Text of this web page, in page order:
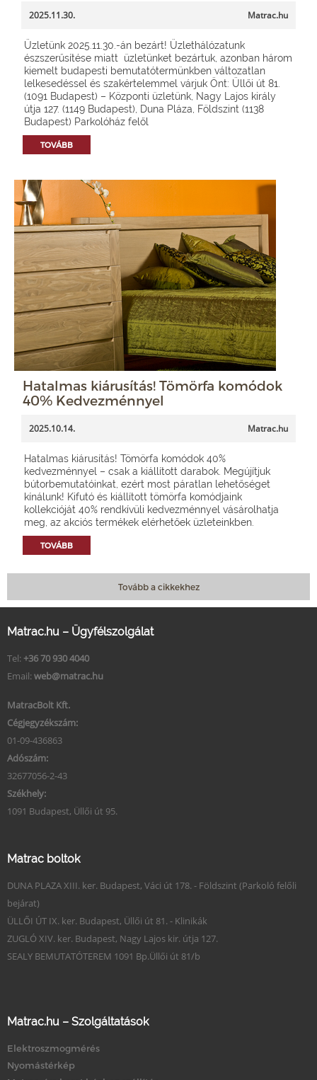
2025.11.30. Matrac.hu
Üzletünk 2025.11.30.-án bezárt! Üzlethálózatunk
észszerűsítése miatt üzletünket bezártuk, azonban három
kiemelt budapesti bemutatótermünkben változatlan
lelkesedéssel és szakértelemmel várjuk Önt: Üllői út 81.
(1091 Budapest) – Központi üzletünk, Nagy Lajos király
útja 127. (1149 Budapest), Duna Pláza, Földszint (1138
Budapest) Parkolóház felől
TOVÁBB
Hatalmas kiárusítás! Tömörfa komódok
40% Kedvezménnyel
2025.10.14. Matrac.hu
Hatalmas kiárusítás! Tömörfa komódok 40%
kedvezménnyel – csak a kiállított darabok. Megújítjuk
bútorbemutatóinkat, ezért most páratlan lehetőséget
kínálunk! Kifutó és kiállított tömörfa komódjaink
kollekcióját 40% rendkívüli kedvezménnyel vásárolhatja
meg, az akciós termékek elérhetőek üzleteinkben.
TOVÁBB
Tovább a cikkekhez
Matrac.hu – Ügyfélszolgálat
Tel: +36 70 930 4040
Email: web@matrac.hu
MatracBolt Kft.
Cégjegyzékszám:
01-09-436863
Adószám:
32677056-2-43
Székhely:
1091 Budapest, Üllői út 95.
Matrac boltok
DUNA PLAZA XIII. ker. Budapest, Váci út 178. - Földszint (Parkoló felőli
bejárat)
ÜLLŐI ÚT IX. ker. Budapest, Üllői út 81. - Klinikák
ZUGLÓ XIV. ker. Budapest, Nagy Lajos kir. útja 127.
SEALY BEMUTATÓTEREM 1091 Bp.Üllői út 81/b
Matrac.hu – Szolgáltatások
Elektroszmogmérés
Nyomástérkép